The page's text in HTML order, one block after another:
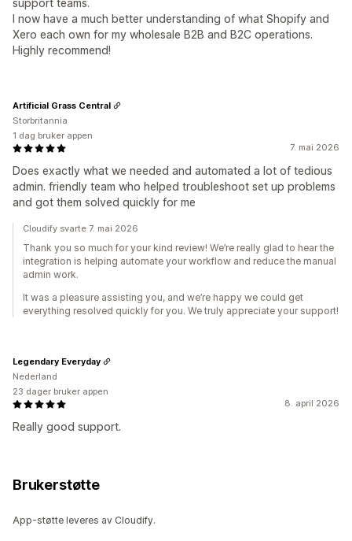
support teams.
I now have a much better understanding of what Shopify and
Xero each own for my wholesale B2B and B2C operations.
Highly recommend!
7. mai 2026
Does exactly what we needed and automated a lot of tedious
admin. friendly team who helped troubleshoot set up problems
and got them solved quickly for me
Artificial Grass Central
Storbritannia
1 dag bruker appen
Cloudify svarte 7. mai 2026
Thank you so much for your kind review! We’re really glad to hear the
integration is helping automate your workflow and reduce the manual
admin work.
It was a pleasure assisting you, and we’re happy we could get
everything resolved quickly for you. We truly appreciate your support!
8. april 2026
Really good support.
Legendary Everyday
Nederland
23 dager bruker appen
Brukerstøtte
App-støtte leveres av Cloudify.